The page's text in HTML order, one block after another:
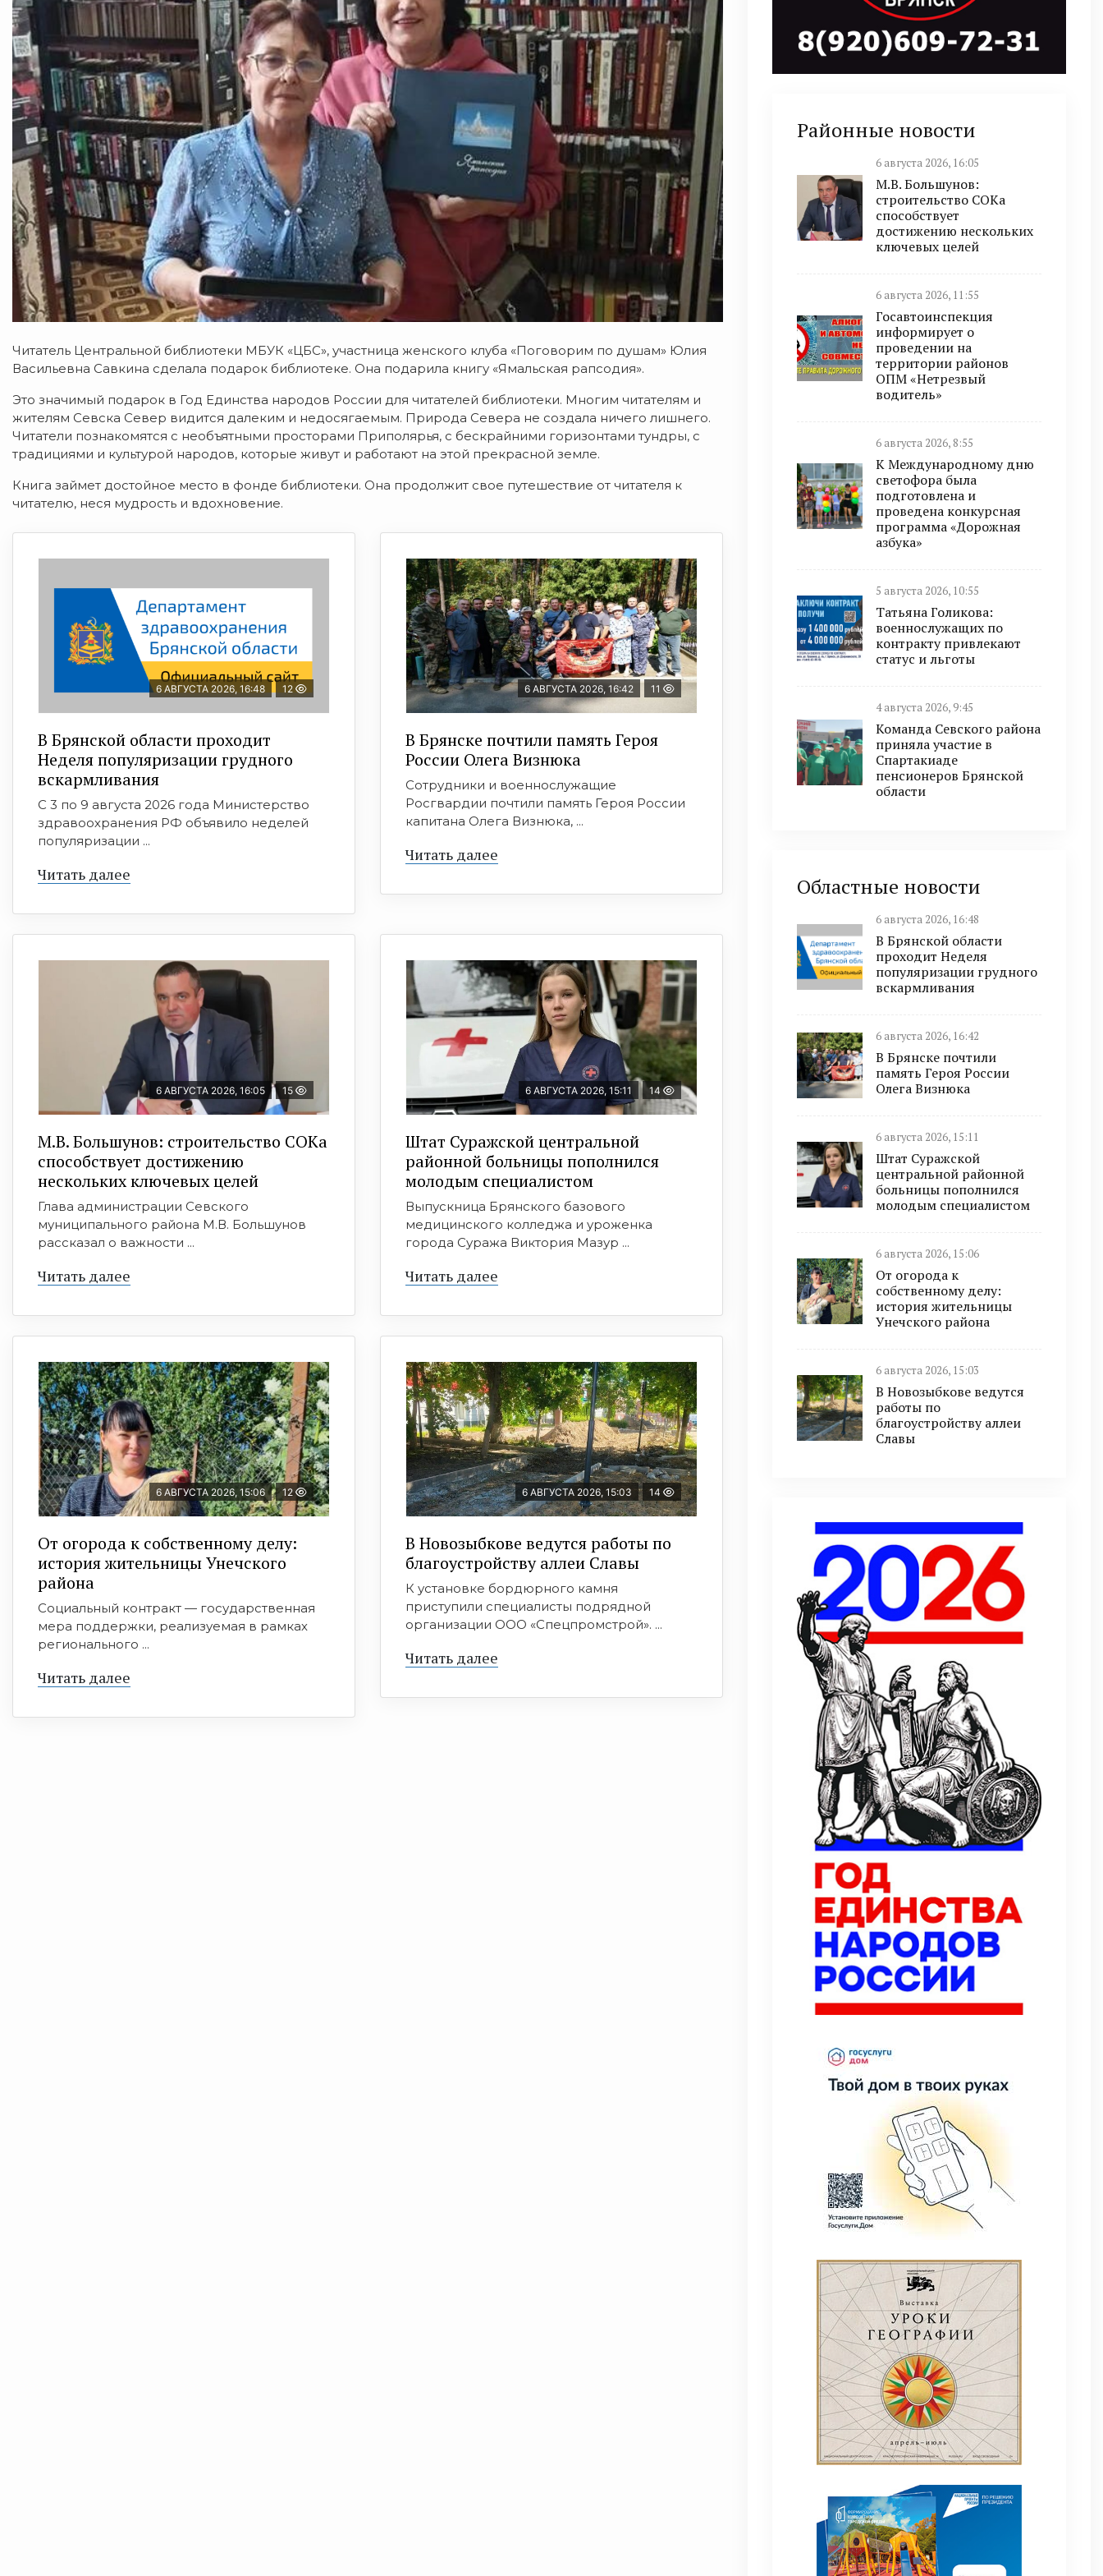
Читатель Центральной библиотеки МБУК «ЦБС», участница женского клуба «Поговорим по душам» Юлия
Васильевна Савкина сделала подарок библиотеке. Она подарила книгу «Ямальская рапсодия».
Это значимый подарок в Год Единства народов России для читателей библиотеки. Многим читателям и
жителям Севска Север видится далеким и недосягаемым. Природа Севера не создала ничего лишнего.
Читатели познакомятся с необъятными просторами Приполярья, с бескрайними горизонтами тундры, с
традициями и культурой народов, которые живут и работают на этой прекрасной земле.
Книга займет достойное место в фонде библиотеки. Она продолжит свое путешествие от читателя к
читателю, неся мудрость и вдохновение.
6 АВГУСТА 2026, 16:48 12
В Брянской области проходит
Неделя популяризации грудного
вскармливания
С 3 по 9 августа 2026 года Министерство
здравоохранения РФ объявило неделей
популяризации ...
Читать далее
6 АВГУСТА 2026, 16:42 11
В Брянске почтили память Героя
России Олега Визнюка
Сотрудники и военнослужащие
Росгвардии почтили память Героя России
капитана Олега Визнюка, ...
Читать далее
6 АВГУСТА 2026, 16:05 15
М.В. Большунов: строительство СОКа
способствует достижению
нескольких ключевых целей
Глава администрации Севского
муниципального района М.В. Большунов
рассказал о важности ...
Читать далее
6 АВГУСТА 2026, 15:11 14
Штат Суражской центральной
районной больницы пополнился
молодым специалистом
Выпускница Брянского базового
медицинского колледжа и уроженка
города Суража Виктория Мазур ...
Читать далее
6 АВГУСТА 2026, 15:06 12
От огорода к собственному делу:
история жительницы Унечского
района
Социальный контракт — государственная
мера поддержки, реализуемая в рамках
регионального ...
Читать далее
6 АВГУСТА 2026, 15:03 14
В Новозыбкове ведутся работы по
благоустройству аллеи Славы
К установке бордюрного камня
приступили специалисты подрядной
организации ООО «Спецпромстрой». ...
Читать далее
Районные новости
6 августа 2026, 16:05
М.В. Большунов:
строительство СОКа
способствует
достижению нескольких
ключевых целей
6 августа 2026, 11:55
Госавтоинспекция
информирует о
проведении на
территории районов
ОПМ «Нетрезвый
водитель»
6 августа 2026, 8:55
К Международному дню
светофора была
подготовлена и
проведена конкурсная
программа «Дорожная
азбука»
5 августа 2026, 10:55
Татьяна Голикова:
военнослужащих по
контракту привлекают
статус и льготы
4 августа 2026, 9:45
Команда Севского района
приняла участие в
Спартакиаде
пенсионеров Брянской
области
Областные новости
6 августа 2026, 16:48
В Брянской области
проходит Неделя
популяризации грудного
вскармливания
6 августа 2026, 16:42
В Брянске почтили
память Героя России
Олега Визнюка
6 августа 2026, 15:11
Штат Суражской
центральной районной
больницы пополнился
молодым специалистом
6 августа 2026, 15:06
От огорода к
собственному делу:
история жительницы
Унечского района
6 августа 2026, 15:03
В Новозыбкове ведутся
работы по
благоустройству аллеи
Славы